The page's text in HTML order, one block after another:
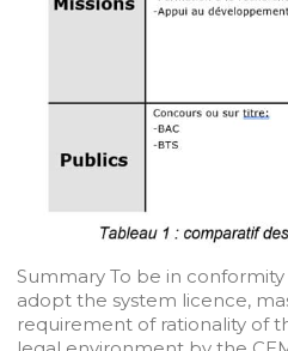
Summary To be in
adopt the system licence,
requirement of rationality of